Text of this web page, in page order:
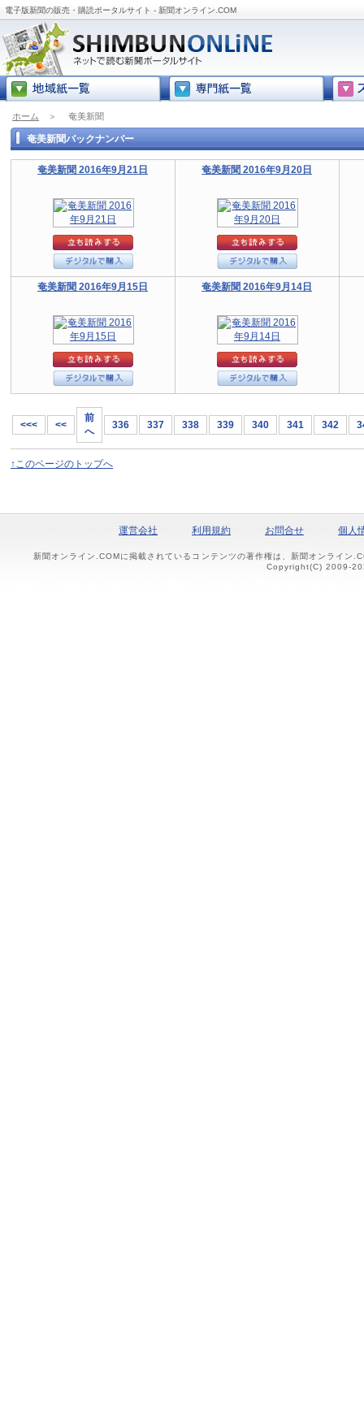
電子版新聞の販売・購読ポータルサイト - 新聞オンライン.COM
ホーム ＞ 奄美新聞
奄美新聞バックナンバー
奄美新聞 2016年9月21日 奄美新聞 2016年9月20日
奄美新聞 2016年9月15日 奄美新聞 2016年9月14日
<<< <<
前
へ
336 337 338 339 340 341 342
↑このページのトップへ
運営会社 利用規約 お問合せ 個人
新聞オンライン.COMに掲載されているコンテンツの著作権は、新聞オンライン
Copyright(C) 2009-